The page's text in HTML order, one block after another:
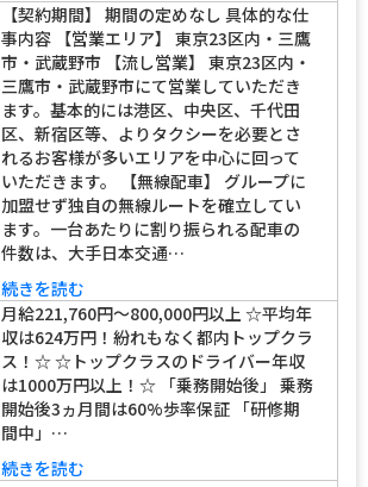
【契約期間】 期間の定めなし 具体的な仕
事内容 【営業エリア】 東京23区内・三鷹
市・武蔵野市 【流し営業】 東京23区内・
三鷹市・武蔵野市にて営業していただき
ます。基本的には港区、中央区、千代田
区、新宿区等、よりタクシーを必要とさ
れるお客様が多いエリアを中心に回って
いただきます。 【無線配車】 グループに
加盟せず独自の無線ルートを確立してい
ます。一台あたりに割り振られる配車の
件数は、大手日本交通…
続きを読む
月給221,760円〜800,000円以上 ☆平均年
収は624万円！紛れもなく都内トップクラ
ス！☆ ☆トップクラスのドライバー年収
は1000万円以上！☆ 「乗務開始後」 乗務
開始後3ヵ月間は60%歩率保証 「研修期
間中」…
続きを読む